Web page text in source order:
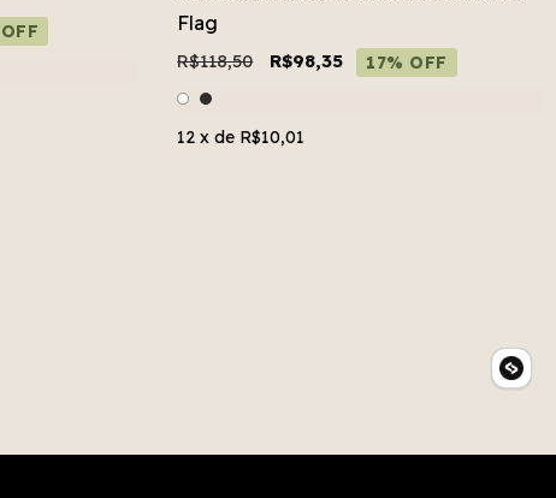
Flag
R$118,50 R$98,35 17% OFF
12 x de R$10,01